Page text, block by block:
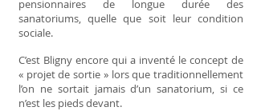
pensionnaires de longue durée des
sanatoriums, quelle que soit leur condition
sociale.
C’est Bligny encore qui a inventé le concept de
« projet de sortie » lors que traditionnellement
l’on ne sortait jamais d’un sanatorium, si ce
n’est les pieds devant.